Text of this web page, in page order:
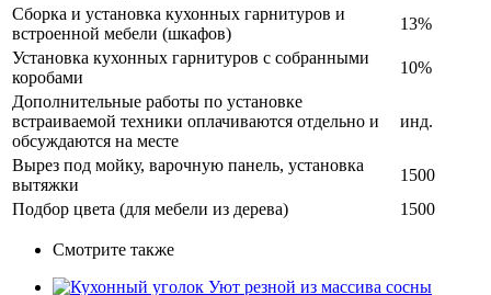
Сборка и установка кухонных гарнитуров и
встроенной мебели (шкафов)
13%
Установка кухонных гарнитуров с собранными
коробами
10%
Дополнительные работы по установке
встраиваемой техники оплачиваются отдельно и
обсуждаются на месте
инд.
Вырез под мойку, варочную панель, установка
вытяжки
1500
Подбор цвета (для мебели из дерева)
1500
Смотрите также